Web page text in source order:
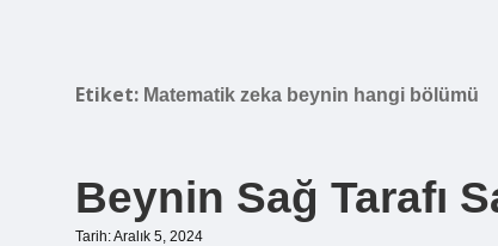
Etiket: Matematik zeka beynin hangi bölümü
Beynin Sağ Tarafı
Tarih: Aralık 5, 2024